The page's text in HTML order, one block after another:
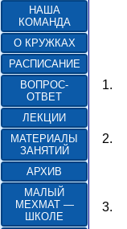
НАША
КОМАНДА
О КРУЖКАХ
РАСПИСАНИЕ
ВОПРОС-
ОТВЕТ
ЛЕКЦИИ
МАТЕРИАЛЫ
ЗАНЯТИЙ
АРХИВ
МАЛЫЙ
МЕХМАТ —
ШКОЛЕ
1.
2.
3.